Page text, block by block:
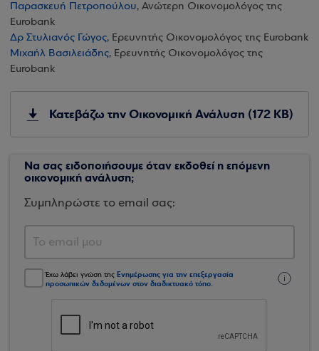
Παρασκευή Πετροπούλου, Ανώτερη Οικονομολόγος της
Eurobank
Δρ Στυλιανός Γώγος, Ερευνητής Οικονομολόγος της Eurobank
Μιχαήλ Βασιλειάδης, Ερευνητής Οικονομολόγος της
Eurobank
Κατεβάζω την Οικονομική Ανάλυση (172 KB)
Να σας ειδοποιήσουμε όταν εκδοθεί η επόμενη
οικονομική ανάλυση;
Συμπληρώστε το email σας:
Έχω λάβει γνώση της Ενημέρωσης για την επεξεργασία
προσωπικών δεδομένων στον διαδικτυακό τόπο.